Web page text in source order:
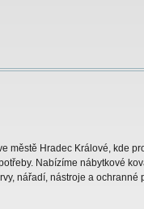
městě Hradec Králové, kde
Nabízíme nábytkové
nářadí, nástroje a ochranné